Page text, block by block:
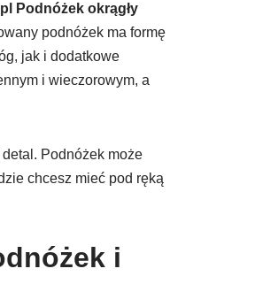
Podnóżek okrągły
podnóżek ma formę
jak i dodatkowe
i wieczorowym, a
Podnóżek może
chcesz mieć pod ręką
i